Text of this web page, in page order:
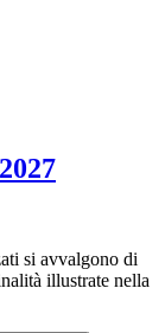
si avvalgono di
illustrate nella